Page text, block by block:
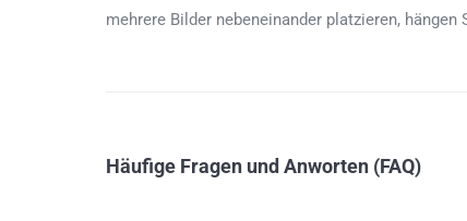
mehrere Bilder nebeneinander platzieren,
Häufige Fragen und Anworten (FAQ)